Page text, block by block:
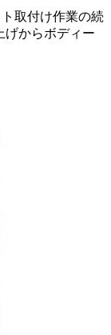
取付け作業の続
げからボディー